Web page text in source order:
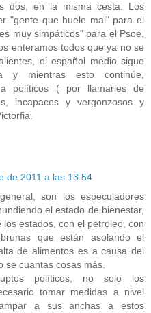
dos, en la misma cesta. Los
"gente que huele mal" para el
muy simpáticos" para el Psoe,
enteramos todos que ya no se
el español medio sigue
y mientras esto continúe,
a políticos ( por llamarles de
incapaces y vergonzosos y
de 2011 a las 13:54
son los especuladores
el estado de bienestar,
estados, con el petroleo, con
que están asolando el
de alimentos es a causa del
se cuantas cosas más.
políticos, no solo los
tomar medidas a nivel
a sus anchas a estos